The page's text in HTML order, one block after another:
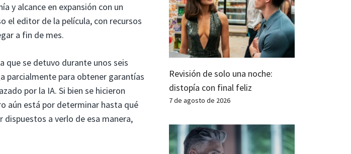
y alcance en expansión con un
el editor de la película, con recursos
a fin de mes.
que se detuvo durante unos seis
parcialmente para obtener garantías
por la IA. Si bien se hicieron
aún está por determinar hasta qué
a verlo de esa manera,
Revisión de solo una noche:
distopía con final feliz
7 de agosto de 2026